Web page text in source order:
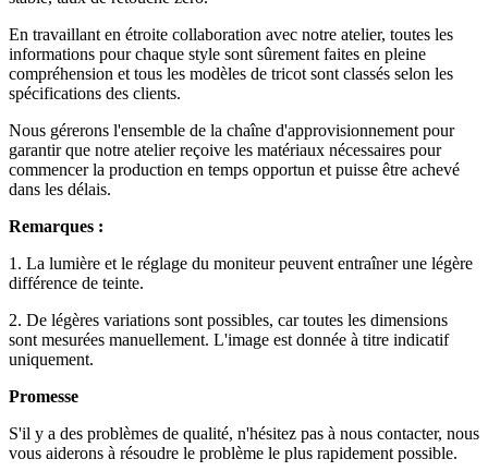
En travaillant en étroite collaboration avec notre atelier, toutes les
informations pour chaque style sont sûrement faites en pleine
compréhension et tous les modèles de tricot sont classés selon les
spécifications des clients.
Nous gérerons l'ensemble de la chaîne d'approvisionnement pour
garantir que notre atelier reçoive les matériaux nécessaires pour
commencer la production en temps opportun et puisse être achevé
dans les délais.
Remarques :
1. La lumière et le réglage du moniteur peuvent entraîner une légère
différence de teinte.
2. De légères variations sont possibles, car toutes les dimensions
sont mesurées manuellement. L'image est donnée à titre indicatif
uniquement.
Promesse
S'il y a des problèmes de qualité, n'hésitez pas à nous contacter, nous
vous aiderons à résoudre le problème le plus rapidement possible.